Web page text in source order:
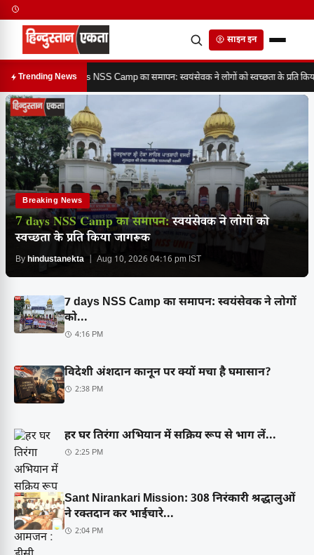
साइन इन
Trending News7 days NSS Camp का समापन: स्वयंसेवक ने लोगों को स्वच्छता के प्रति
Breaking News
7 days NSS Camp का समापन:स्वयंसेवक ने लोगों को
स्वच्छता के प्रति किया जागरूक
Byhindustanekta | Aug 10, 2026 04:16 pm IST
7 days NSS Camp का समापन: स्वयंसेवक ने लोगों
को...
4:16 PM
विदेशी अंशदान कानून पर क्यों मचा है घमासान?
2:38 PM
हर घर तिरंगा अभियान में सक्रिय रूप से भाग लें...
2:25 PM
Sant Nirankari Mission: 308 निरंकारी श्रद्धालुओं
ने रक्तदान कर भाईचारे...
2:04 PM